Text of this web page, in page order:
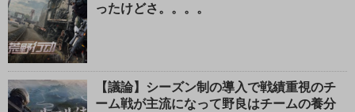
ったけどさ。。。。
【議論】シーズン制の導入で戦績重視のチ
ーム戦が主流になって野良はチームの養分